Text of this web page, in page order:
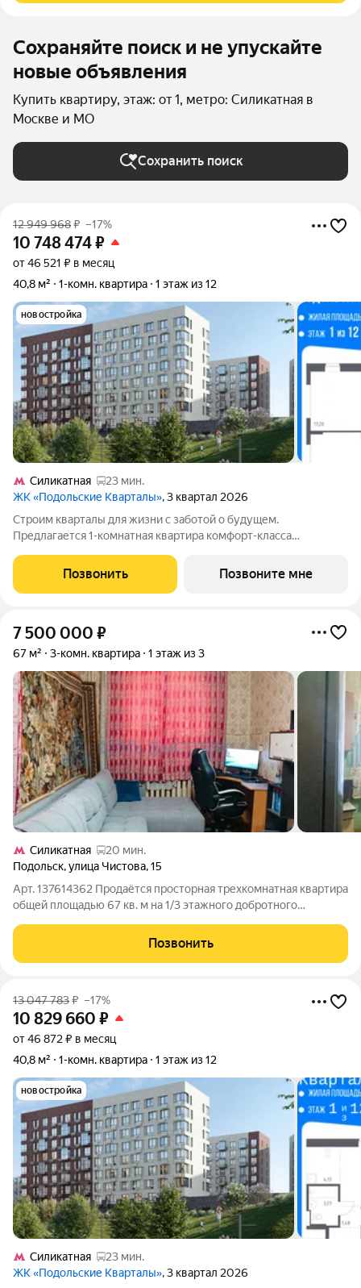
Сохраняйте поиск и не упускайте
новые объявления
Купить квартиру, этаж: от 1, метро: Силикатная в
Москве и МО
Сохранить поиск
12 949 968₽ –17%
10 748 474₽
от 46 521 ₽ в месяц
40,8 м²
1-комн. квартира 1 этаж из 12
новостройка
Силикатная
23 мин.
ЖК «Подольские Кварталы», 3 квартал 2026
Строим кварталы для жизни с заботой о будущем.
Предлагается 1-комнатная квартира комфорт-класса
м этаже, в жилом комплексе "Подольские
Кварталы".Застройщик сдает квартиры с отделкой в
Позвонить Позвоните мне
7 500 000 ₽
67 м² 3-комн. квартира 1 этаж из 3
Силикатная
20 мин.
Подольск,улица Чистова,15
Арт. 137614362 Продаётся просторная трехкомнатная квартира
общей площадью 67 кв. м на 1/3 этажного добротного
комнаты 16.9+16.6+12.3 кв.м., вид из окон на улицу и во двор,
уютная кухня 8 кв.м.,
Позвонить
13 047 783₽ –17%
10 829 660 ₽
от 46 872 ₽ в месяц
40,8 м²
1-комн. квартира 1 этаж из 12
новостройка
Силикатная
23 мин.
ЖК «Подольские Кварталы», 3 квартал 2026